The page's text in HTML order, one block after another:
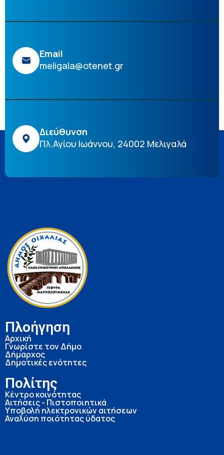
Email
meligala@otenet.gr
Διεύθυνση
Πλ.Αγίου Ιωάννου, 24002 Μελιγαλά
Πλοήγηση
Αρχική
Γνωρίστε τον Δήμο
Δήμαρχος
Δημοτικές ενότητες
Πολίτης
Κέντρο κοινότητας
Αιτήσεις - Πιστοποιητικά
Υποβολή ηλεκτρονικών αιτήσεων
Αναλύση ποιότητας ύδατος